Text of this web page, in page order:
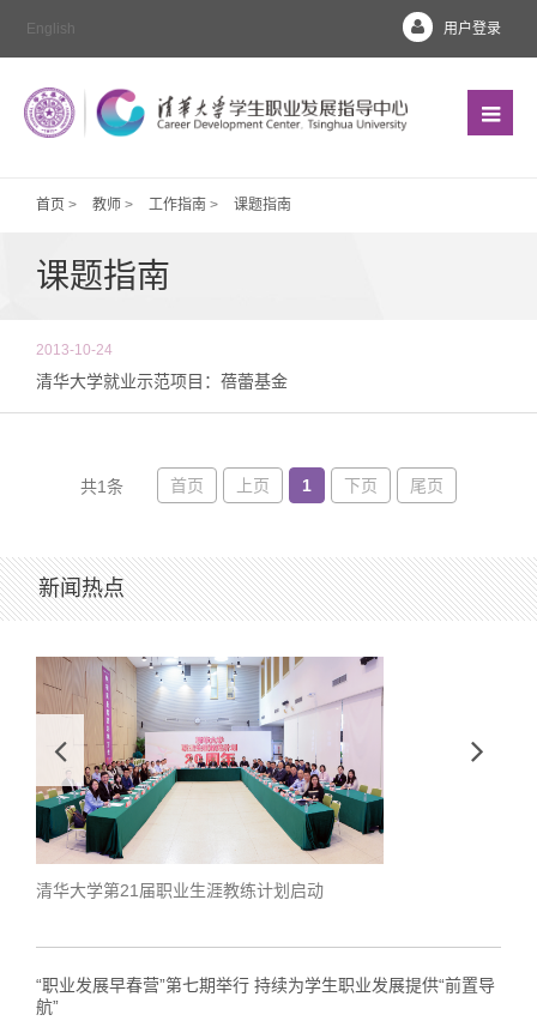
用户登录
English
首页 > 教师 > 工作指南 > 课题指南
课题指南
2013-10-24
清华大学就业示范项目：蓓蕾基金
共1条 首页 上页 1 下页 尾页
新闻热点
清华大学第21届职业生涯教练计划启动
“职业发展早春营”第七期举行 持续为学生职业发展提供“前置导
航”